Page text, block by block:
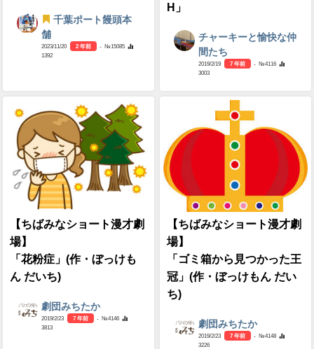
千葉ポート饅頭本
舗
2023/11/20 2 年前
- №15085
1392
H」
チャーキーと愉快な仲
間たち
2019/2/19 7 年前
- №4116
3003
【ちばみなショート漫才劇
場】
「花粉症」(作・ぼっけも
ん だいち)
劇団みちたか
2019/2/23 7 年前
- №4146
3813
【ちばみなショート漫才劇
場】
「ゴミ箱から見つかった王
冠」(作・ぼっけもん だい
ち)
劇団みちたか
2019/2/23 7 年前
- №4148
3226